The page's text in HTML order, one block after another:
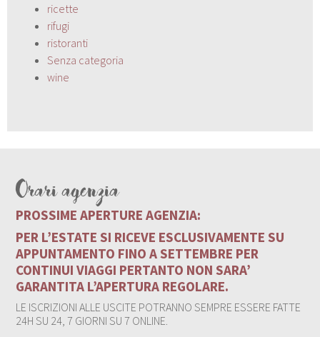
ricette
rifugi
ristoranti
Senza categoria
wine
Orari agenzia
PROSSIME APERTURE AGENZIA:
PER L’ESTATE SI RICEVE ESCLUSIVAMENTE SU
APPUNTAMENTO FINO A SETTEMBRE PER
CONTINUI VIAGGI PERTANTO NON SARA’
GARANTITA L’APERTURA REGOLARE.
LE ISCRIZIONI ALLE USCITE POTRANNO SEMPRE ESSERE FATTE
24H SU 24, 7 GIORNI SU 7 ONLINE.